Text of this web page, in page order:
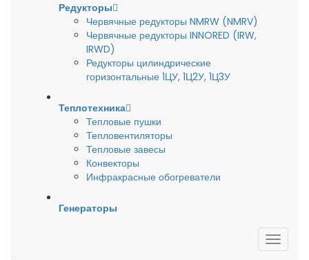
Редукторы
Червячные редукторы NMRW (NMRV)
Червячные редукторы INNORED (IRW,
IRWD)
Редукторы цилиндрические
горизонтальные 1ЦУ, 1Ц2У, 1Ц3У
Теплотехника
Тепловые пушки
Тепловентиляторы
Тепловые завесы
Конвекторы
Инфракрасные обогреватели
Генераторы